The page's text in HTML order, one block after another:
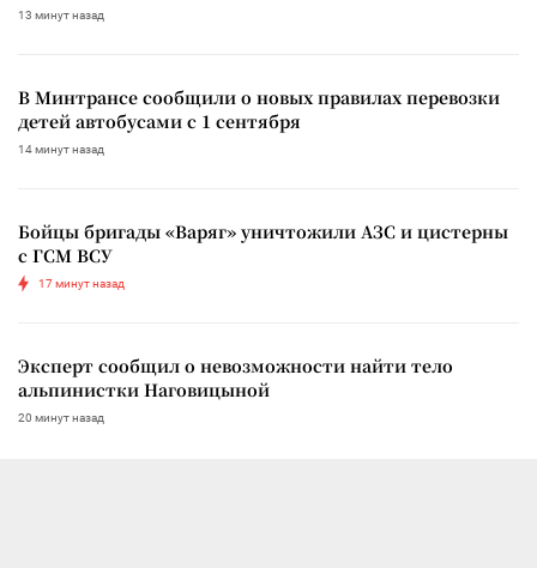
13 минут назад
В Минтрансе сообщили о новых правилах перевозки
детей автобусами с 1 сентября
14 минут назад
Бойцы бригады «Варяг» уничтожили АЗС и цистерны
с ГСМ ВСУ
17 минут назад
Эксперт сообщил о невозможности найти тело
альпинистки Наговицыной
20 минут назад